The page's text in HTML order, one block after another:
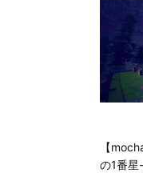
【
の1番星